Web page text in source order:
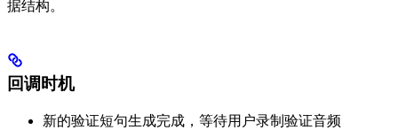
据结构。
回调时机
新的验证短句生成完成，等待用户录制验证音频